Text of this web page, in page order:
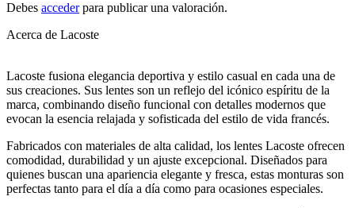
Debes accederpara publicar una valoración.
Acerca de Lacoste
Lacoste fusiona elegancia deportiva y estilo casual en cada una de
sus creaciones. Sus lentes son un reflejo del icónico espíritu de la
marca, combinando diseño funcional con detalles modernos que
evocan la esencia relajada y sofisticada del estilo de vida francés.
Fabricados con materiales de alta calidad, los lentes Lacoste ofrecen
comodidad, durabilidad y un ajuste excepcional. Diseñados para
quienes buscan una apariencia elegante y fresca, estas monturas son
perfectas tanto para el día a día como para ocasiones especiales.